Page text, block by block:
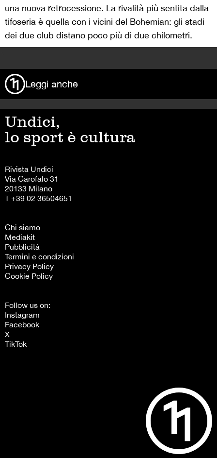
una nuova retrocessione. La rivalità più sentita dalla
tifoseria è quella con i vicini del Bohemian: gli stadi
dei due club distano poco più di due chilometri.
Leggi anche
Undici,
lo sport è cultura
Rivista Undici
Via Garofalo 31
20133 Milano
T +39 02 36504651
Chi siamo
Mediakit
Pubblicità
Termini e condizioni
Privacy Policy
Cookie Policy
Follow us on:
Instagram
Facebook
X
TikTok